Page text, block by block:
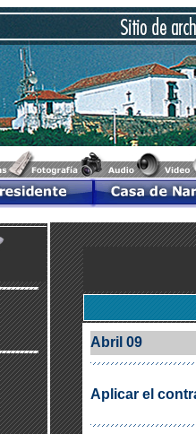
Abril 09
Aplicar el